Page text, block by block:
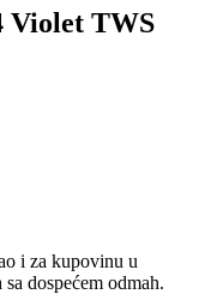
Violet TWS
i za kupovinu u
dospećem odmah.